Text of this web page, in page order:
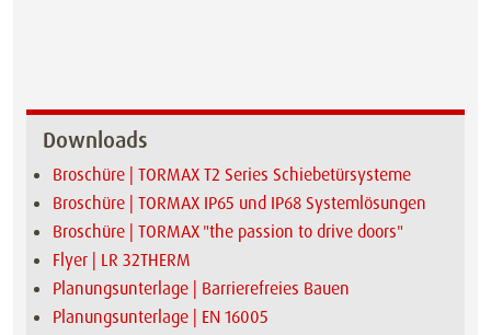
Downloads
Broschüre | TORMAX T2 Series Schiebetürsysteme
Broschüre | TORMAX IP65 und IP68 Systemlösungen
Broschüre | TORMAX "the passion to drive doors"
Flyer | LR 32THERM
Planungsunterlage | Barrierefreies Bauen
Planungsunterlage | EN 16005